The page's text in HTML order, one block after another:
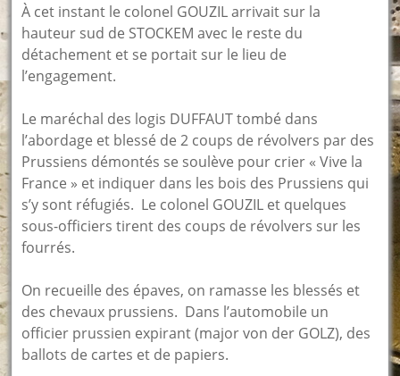
À cet instant le colonel GOUZIL arrivait sur la
hauteur sud de STOCKEM avec le reste du
détachement et se portait sur le lieu de
l’engagement.
Le maréchal des logis DUFFAUT tombé dans
l’abordage et blessé de 2 coups de révolvers par des
Prussiens démontés se soulève pour crier « Vive la
France » et indiquer dans les bois des Prussiens qui
s’y sont réfugiés. Le colonel GOUZIL et quelques
sous-officiers tirent des coups de révolvers sur les
fourrés.
On recueille des épaves, on ramasse les blessés et
des chevaux prussiens. Dans l’automobile un
officier prussien expirant (major von der GOLZ), des
ballots de cartes et de papiers.